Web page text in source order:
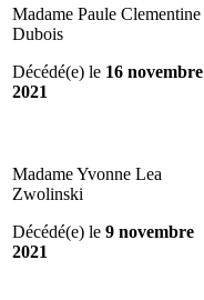
Madame Paule Clementine
Dubois
Décédé(e) le 16 novembre
2021
Madame Yvonne Lea
Zwolinski
Décédé(e) le 9 novembre
2021